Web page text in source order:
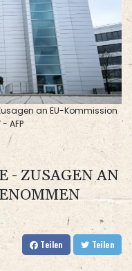
an EU-Kommission
AFP
- ZUSAGEN AN
Teilen Teilen